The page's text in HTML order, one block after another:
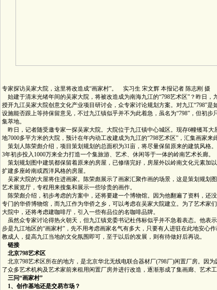
专家探访吴家大院，这里将改造成“画家村”。 实习生 宋文辉 本报记者 陈志刚 摄
始建于清末光绪年间的吴家大院，将被改造成为南海九江的“798艺术区”？昨日，
授开九江吴家大院创意文化产业项目研讨会，众专家讨论规划方案。对九江“798”是
设施能否跟上等持保留意见，不过九江镇似乎并不为此着急，虽名为“798”，但初步
集萃地。
昨日，记者随受邀专家一探吴家大院。大院位于九江镇中心城区。现存6幢镬耳大
地7000多平方米的大院，预计在年内动工改建成为九江的“798艺术区”，汇集画家来
策划人陈荣彪介绍，项目策划规划的总面积为31亩，将尽量保留原来的建筑风格
3年初步投入1000万来全力打造一个集旅游、艺术、休闲等于一体的岭南艺术长廊。
策划规划图中建筑都保留着原来的房屋，已修缮完好，房屋外以岭南文化元素加
扩建多座岭南或西洋风格的房屋。
吴家大院的大屋将住进画家。陈荣彪展示了画家汇聚作画的场景，这是策划规划
艺术展览厅，专程用来搜集和展示一些珍贵的画作。
陈荣彪介绍，初步考虑的方案中，还将要建一个博物馆。因为他翻遍了资料，还
专门的华侨博物馆，而九江作为华侨之乡，可以考虑在吴家大院建立。为了艺术家
大院中，还将考虑建咖啡厅，引入一些有品位的名咖啡品牌。
虽然众专家讨论得热火朝天，但九江镇党委书记杜伟标似乎并不急着表态。他表
步是九江地区的“画家村”，先不用考虑画家名气有多大，只要有人进驻在此地安心
教成人，提高九江当地的文化氛围即可，至于以后的发展，则有待做好后再说。
链接
北京798艺术区
北京798艺术区所在的地方，是北京华北无线电联合器材厂(798厂)闲置厂房。因
了众多艺术机构及艺术家前来租用闲置厂房并进行改造，逐渐形成了集画廊、艺术
三问“画家村”
1、创作基地还是交易市场？